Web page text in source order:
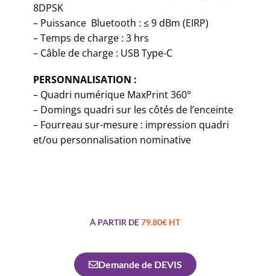
8DPSK
– Puissance Bluetooth : ≤ 9 dBm (EIRP)
– Temps de charge : 3 hrs
– Câble de charge : USB Type-C
PERSONNALISATION :
– Quadri numérique MaxPrint 360°
– Domings quadri sur les côtés de l’enceinte
– Fourreau sur-mesure : impression quadri
et/ou personnalisation nominative
À PARTIR DE79.80€ HT
Demande de DEVIS